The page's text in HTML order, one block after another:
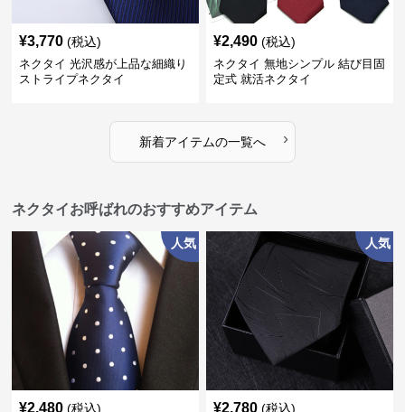
¥3,770 (税込)
ネクタイ 光沢感が上品な細織り
ストライプネクタイ
¥2,490 (税込)
ネクタイ 無地シンプル 結び目固
定式 就活ネクタイ
新着アイテムの一覧へ ›
ネクタイお呼ばれのおすすめアイテム
人気
¥2,480 (税込)
人気
¥2,780 (税込)